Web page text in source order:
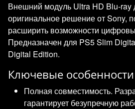
Внешний модуль Ultra HD
оригинальное решение от Sony,
расширить возможности
Предназначен для PS5 Slim
Digital Edition.
Ключевые особенности
Полная совместимость.
гарантирует безупречную